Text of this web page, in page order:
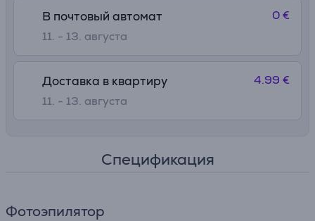
В почтовый автомат
11. - 13. августа
0 €
Доставка в квартиру
11. - 13. августа
4.99 €
Спецификация
Фотоэпилятор